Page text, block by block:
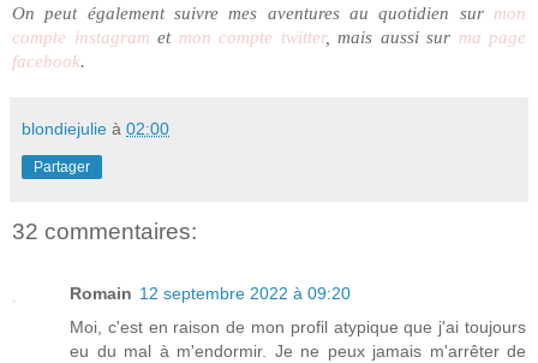
On peut également suivre mes aventures au quotidien sur mon
compte instagram et mon compte twitter, mais aussi sur ma page
facebook.
blondiejulie à 02:00
Partager
32 commentaires:
Romain 12 septembre 2022 à 09:20
Moi, c'est en raison de mon profil atypique que j'ai toujours
eu du mal à m'endormir. Je ne peux jamais m'arrêter de